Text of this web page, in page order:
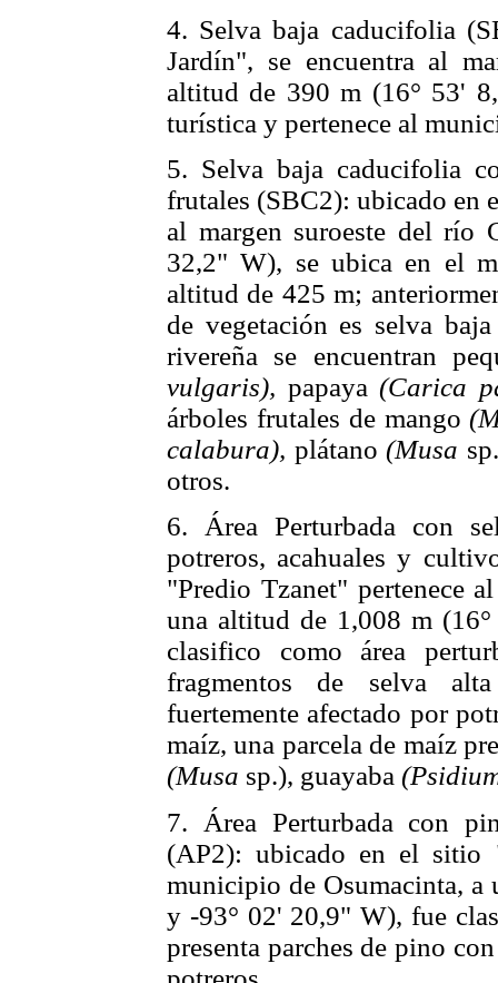
4. Selva baja caducifolia
Jardín", se encuentra al
altitud de 390 m (16° 53'
turística y pertenece al
5. Selva baja caducifolia
frutales (SBC2): ubicado en
al margen suroeste del
32,2" W), se ubica en el
altitud de 425 m;
de vegetación es selva
rivereña se encuentran
vulgaris), papaya(Carica
árboles frutales de mango
calabura), plátano(Musa
otros.
6. Área Perturbada con
potreros, acahuales y
"Predio Tzanet" pertenece
una altitud de 1,008 m
clasifico como área
fragmentos de selva
fuertemente afectado por
maíz, una parcela de maíz
(Musa sp.), guayaba
7. Área Perturbada con
(AP2): ubicado en el sitio
municipio de Osumacinta,
y -93° 02' 20,9" W), fue
presenta parches de pino